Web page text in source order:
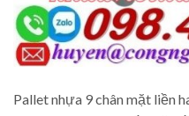
Pallet nhựa 9 chân mặt liền